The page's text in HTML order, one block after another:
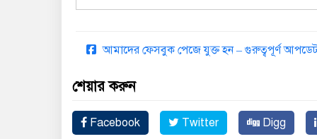
আমাদের ফেসবুক পেজে যুক্ত হন – গুরুত্বপূর্ণ
শেয়ার করুন
Facebook Twitter Digg